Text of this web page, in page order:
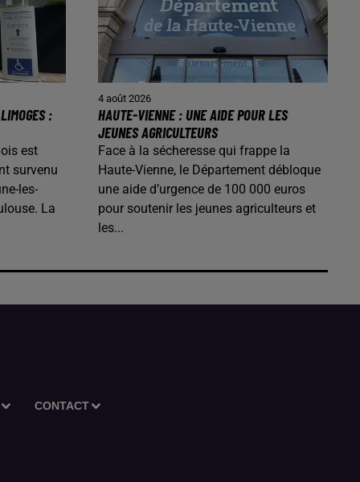
:
est
survenu
les-
La
4 août 2026
HAUTE-VIENNE : UNE AIDE POUR LES
JEUNES AGRICULTEURS
Face à la sécheresse qui frappe la
Haute-Vienne, le Département débloque
une aide d’urgence de 100 000 euros
pour soutenir les jeunes agriculteurs et
les...
CONTACT